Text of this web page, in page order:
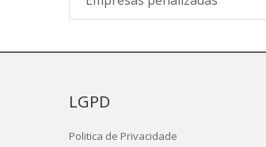
LGPD
Politica de Privacidade